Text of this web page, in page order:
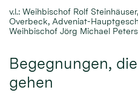
v.l.: Weihbischof Rolf
Overbeck, Adveniat-
Weihbischof Jörg Michael
Begegnungen,
gehen